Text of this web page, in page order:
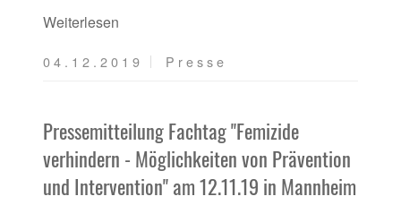
Weiterlesen
04.12.2019 Presse
Pressemitteilung Fachtag "Femizide
verhindern - Möglichkeiten von Prävention
und Intervention" am 12.11.19 in Mannheim